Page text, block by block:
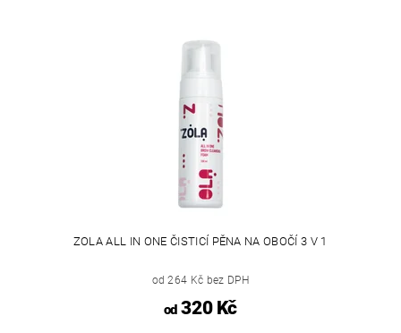
ZOLA ALL IN ONE ČISTICÍ PĚNA NA OBOČÍ 3 V 1
od 264 Kč bez DPH
od320 Kč